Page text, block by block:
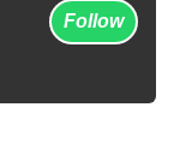
Follow